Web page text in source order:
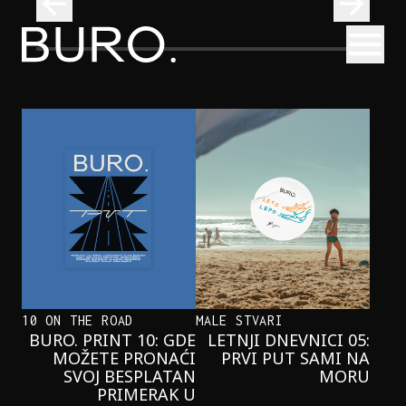
BURO.
NAJČISTIJA KUPALIŠTA U SRBIJI KOJA
POSEĆUJEMO OVOG LETA
10 ON THE ROAD
BURO. PRINT 10: GDE
MOŽETE PRONAĆI
SVOJ BESPLATAN
PRIMERAK U
MALE STVARI
LETNJI DNEVNICI 05:
PRVI PUT SAMI NA
MORU